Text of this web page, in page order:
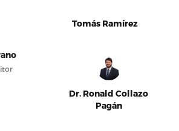
Tomás Ramírez
Dr. Ronald Collazo
Pagán